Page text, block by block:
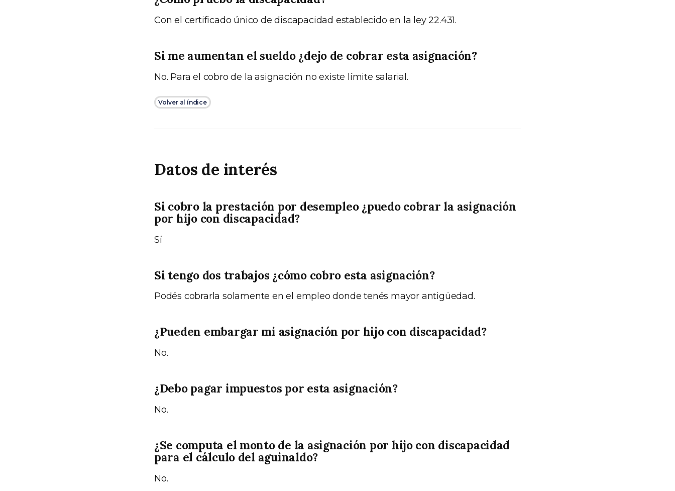
Con el certificado único de discapacidad establecido en la ley 22.431.
Si me aumentan el sueldo ¿dejo de cobrar esta asignación?
No. Para el cobro de la asignación no existe límite salarial.
Volver al índice
Datos de interés
Si cobro la prestación por desempleo ¿puedo cobrar la asignación
por hijo con discapacidad?
Sí
Si tengo dos trabajos ¿cómo cobro esta asignación?
Podés cobrarla solamente en el empleo donde tenés mayor antigüedad.
¿Pueden embargar mi asignación por hijo con discapacidad?
No.
¿Debo pagar impuestos por esta asignación?
No.
¿Se computa el monto de la asignación por hijo con discapacidad
para el cálculo del aguinaldo?
No.